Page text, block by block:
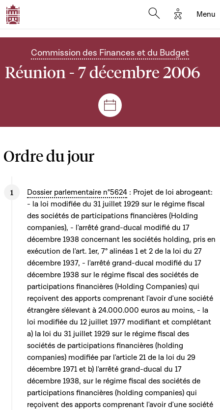
Options
Menu
Commission des Finances et du Budget
Réunion - 7 décembre 2006
Séances et réunions
Ordre du jour
Dossier parlementaire n°5624 : Projet de loi abrogeant:
- la loi modifiée du 31 juillet 1929 sur le régime fiscal
des sociétés de participations financières (Holding
companies), - l'arrêté grand-ducal modifié du 17
décembre 1938 concernant les sociétés holding, pris en
exécution de l'art. 1er, 7° alinéas 1 et 2 de la loi du 27
décembre 1937, - l'arrêté grand-ducal modifié du 17
décembre 1938 sur le régime fiscal des sociétés de
participations financières (Holding Companies) qui
reçoivent des apports comprenant l'avoir d'une société
étrangère s'élevant à 24.000.000 euros au moins, - la
loi modifiée du 12 juillet 1977 modifiant et complétant
a) la loi du 31 juillet 1929 sur le régime fiscal des
sociétés de participations financières (holding
companies) modifiée par l'article 21 de la loi du 29
décembre 1971 et b) l'arrêté grand-ducal du 17
décembre 1938, sur le régime fiscal des sociétés de
participations financières (holding companies) qui
reçoivent des apports comprenant l'avoir d'une société